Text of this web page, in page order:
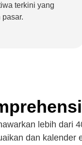
terkini yang
lebih dari
dan kalender